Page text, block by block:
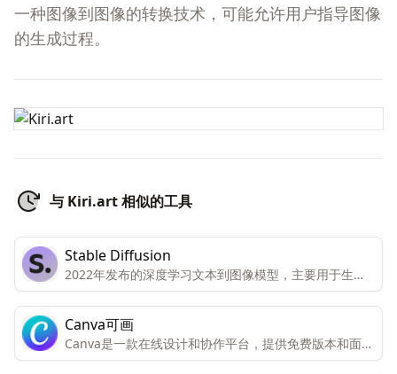
一种图像到图像的转换技术，可能允许用户指导图像
的生成过程。
与 Kiri.art 相似的工具
Stable Diffusion
2022年发布的深度学习文本到图像模型，主要用于生成
基于文本描述的详细图像，为图像生成和处理提供了更多
的可能性。
Canva可画
Canva是一款在线设计和协作平台，提供免费版本和面向
个人和团队的高级版本。高级版本包括所有功能和内容，